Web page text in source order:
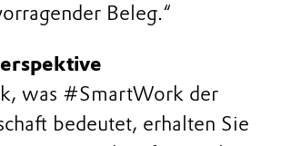
Beleg.“
was #SmartWork der
bedeutet, erhalten Sie